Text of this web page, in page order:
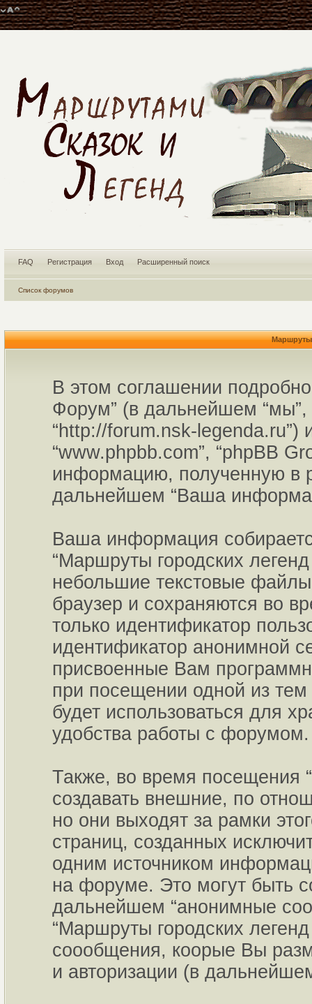
FAQ Регистрация Вход Расширенный поиск
Список форумов
Маршруты
В этом соглашении
Форум” (в дальнейшем “мы”,
“http://forum.nsk-legenda.ru”)
“www.phpbb.com”, “phpBB
информацию, полученную в
дальнейшем “Ваша
Ваша информация
“Маршруты городских
небольшие текстовые
браузер и сохраняются во
только идентификатор
идентификатор анонимной
присвоенные Вам
при посещении одной из
будет использоваться для
удобства работы с форумом.
Также, во время посещения
создавать внешние, по
но они выходят за рамки
страниц, созданных
одним источником
на форуме. Это могут быть
дальнейшем “анонимные
“Маршруты городских
соообщения, коорые Вы
и авторизации (в